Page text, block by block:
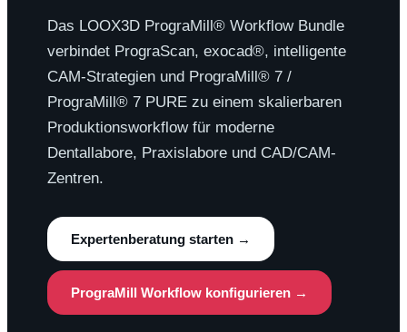
Das LOOX3D PrograMill® Workflow Bundle
verbindet PrograScan, exocad®, intelligente
CAM-Strategien und PrograMill® 7 /
PrograMill® 7 PURE zu einem skalierbaren
Produktionsworkflow für moderne
Dentallabore, Praxislabore und CAD/CAM-
Zentren.
Expertenberatung starten →
PrograMill Workflow konfigurieren →